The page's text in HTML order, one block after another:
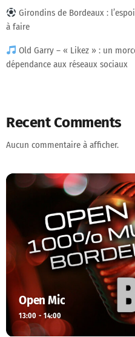
Girondins de Bordeaux :
à faire
Old Garry – « Likez » : un
dépendance aux réseaux sociaux
Recent Comments
Aucun commentaire à afficher.
Open Mic
13:00 - 14:00